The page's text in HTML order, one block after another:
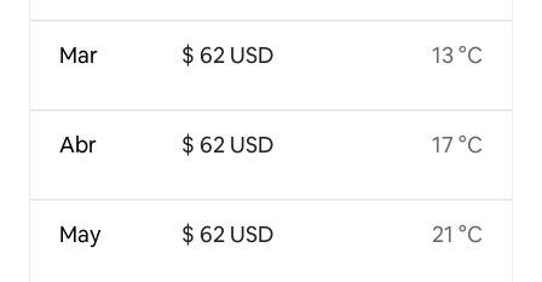
Mar
Abr
May
$ 62 USD
$ 62 USD
$ 62 USD
13 °C
17 °C
21 °C